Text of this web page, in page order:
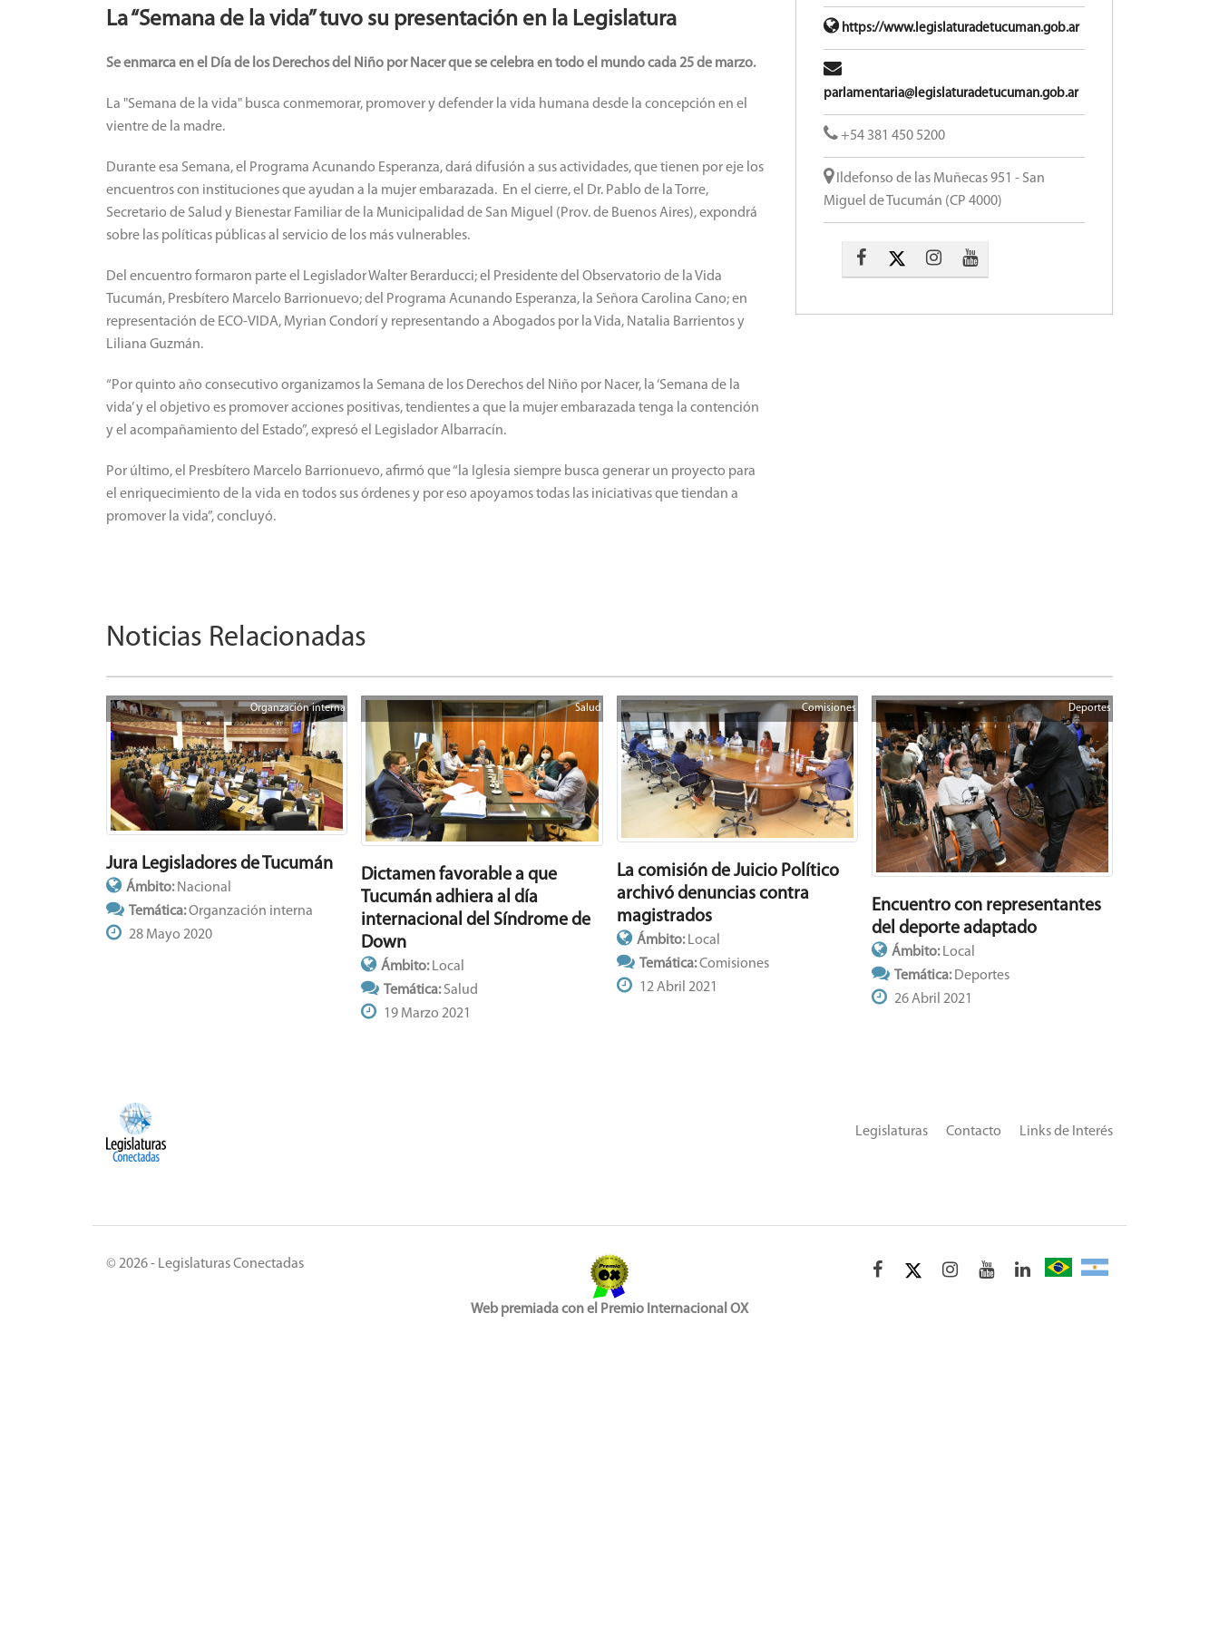
La “Semana de la vida” tuvo su presentación en la Legislatura
Se enmarca en el Día de los Derechos del Niño por Nacer que se celebra en todo el mundo cada 25 de marzo.
La "Semana de la vida" busca conmemorar, promover y defender la vida humana desde la concepción en el
vientre de la madre.
Durante esa Semana, el Programa Acunando Esperanza, dará difusión a sus actividades, que tienen por eje los
encuentros con instituciones que ayudan a la mujer embarazada. En el cierre, el Dr. Pablo de la Torre,
Secretario de Salud y Bienestar Familiar de la Municipalidad de San Miguel (Prov. de Buenos Aires), expondrá
sobre las políticas públicas al servicio de los más vulnerables.
Del encuentro formaron parte el Legislador Walter Berarducci; el Presidente del Observatorio de la Vida
Tucumán, Presbítero Marcelo Barrionuevo; del Programa Acunando Esperanza, la Señora Carolina Cano; en
representación de ECO-VIDA, Myrian Condorí y representando a Abogados por la Vida, Natalia Barrientos y
Liliana Guzmán.
“Por quinto año consecutivo organizamos la Semana de los Derechos del Niño por Nacer, la ‘Semana de la
vida’ y el objetivo es promover acciones positivas, tendientes a que la mujer embarazada tenga la contención
y el acompañamiento del Estado”, expresó el Legislador Albarracín.
Por último, el Presbítero Marcelo Barrionuevo, afirmó que “la Iglesia siempre busca generar un proyecto para
el enriquecimiento de la vida en todos sus órdenes y por eso apoyamos todas las iniciativas que tiendan a
promover la vida”, concluyó.
https://www.legislaturadetucuman.gob.ar
parlamentaria@legislaturadetucuman.gob.ar
+54 381 450 5200
Ildefonso de las Muñecas 951 - San
Miguel de Tucumán (CP 4000)
Noticias Relacionadas
Organzación interna
Jura Legisladores de Tucumán
Ámbito: Nacional
Temática:Organzación interna
28 Mayo 2020
Salud
Dictamen favorable a que
Tucumán adhiera al día
internacional del Síndrome de
Down
Ámbito: Local
Temática:Salud
19 Marzo 2021
Comisiones
La comisión de Juicio Político
archivó denuncias contra
magistrados
Ámbito:Local
Temática:Comisiones
12 Abril 2021
Deportes
Encuentro con representantes
del deporte adaptado
Ámbito:Local
Temática:Deportes
26 Abril 2021
Links de Interés
Contacto
Legislaturas
© 2026 - Legislaturas Conectadas
Web premiada con el Premio Internacional OX